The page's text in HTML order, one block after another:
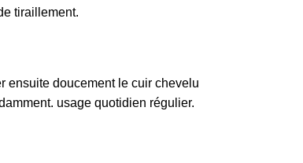
tiraillement.
ensuite doucement le cuir chevelu
usage quotidien régulier.